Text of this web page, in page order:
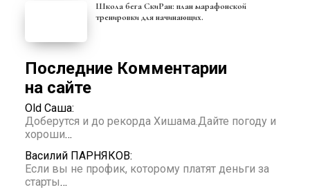
Школа бега СкиРан: план марафонской
тренировки для начинающих.
Последние Комментарии
на сайте
Old Саша:
Доберутся и до рекорда Хишама.Дайте погоду и
хороши…
Василий ПАРНЯКОВ:
Если вы не профик, которому платят деньги за
старты…